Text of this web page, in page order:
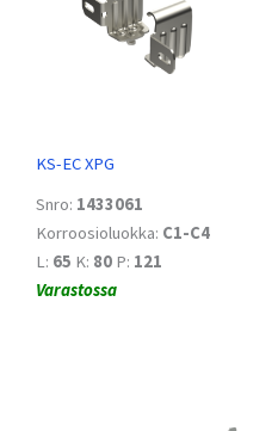
KS-EC XPG
Snro: 1433061
Korroosioluokka: C1-C4
L: 65 K: 80 P: 121
Varastossa